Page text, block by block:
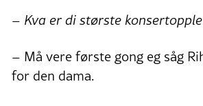
– Kva er di største
– Må vere første gong eg såg
for den dama.